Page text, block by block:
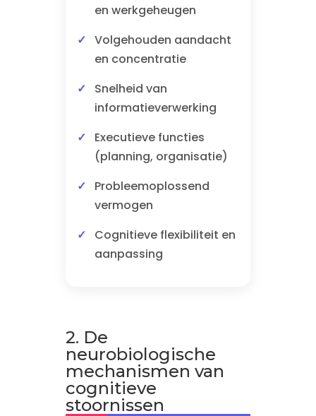
en werkgeheugen
Volgehouden aandacht
en concentratie
Snelheid van
informatieverwerking
Executieve functies
(planning, organisatie)
Probleemoplossend
vermogen
Cognitieve flexibiliteit en
aanpassing
2. De
neurobiologische
mechanismen van
cognitieve
stoornissen